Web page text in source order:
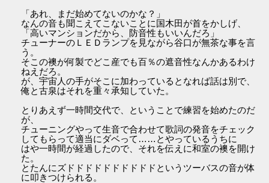
「あれ、まだ始めてないのかな？」
なんの音も聞こえてこないことに国木田が首をかしげ、
「高いマンションだから、防音性もいいんだろ」
チューナーのＬＥＤランプを見ながら谷口が無茶な事を言
う。
そこの襖が何製でどこ産でも百％の遮音性なんかあるわけ
ねえだろ。
が、宇宙人の手がそこに加わっているとなれば話は別で、
俺と古泉はそれを重々承知していた。
とりあえず一時間交代で、ということで練習を始めたのだ
が、
チューニングやって生音で合わせて歌詞の発音をチェック
してもらって適当にダベって……とやっているうちに
はや一時間が経過したので、それを伝えに和室の襖を開け
た。
とたんにズドドドドドドドドドドというツーバスの音が体
に叩きつけられる。